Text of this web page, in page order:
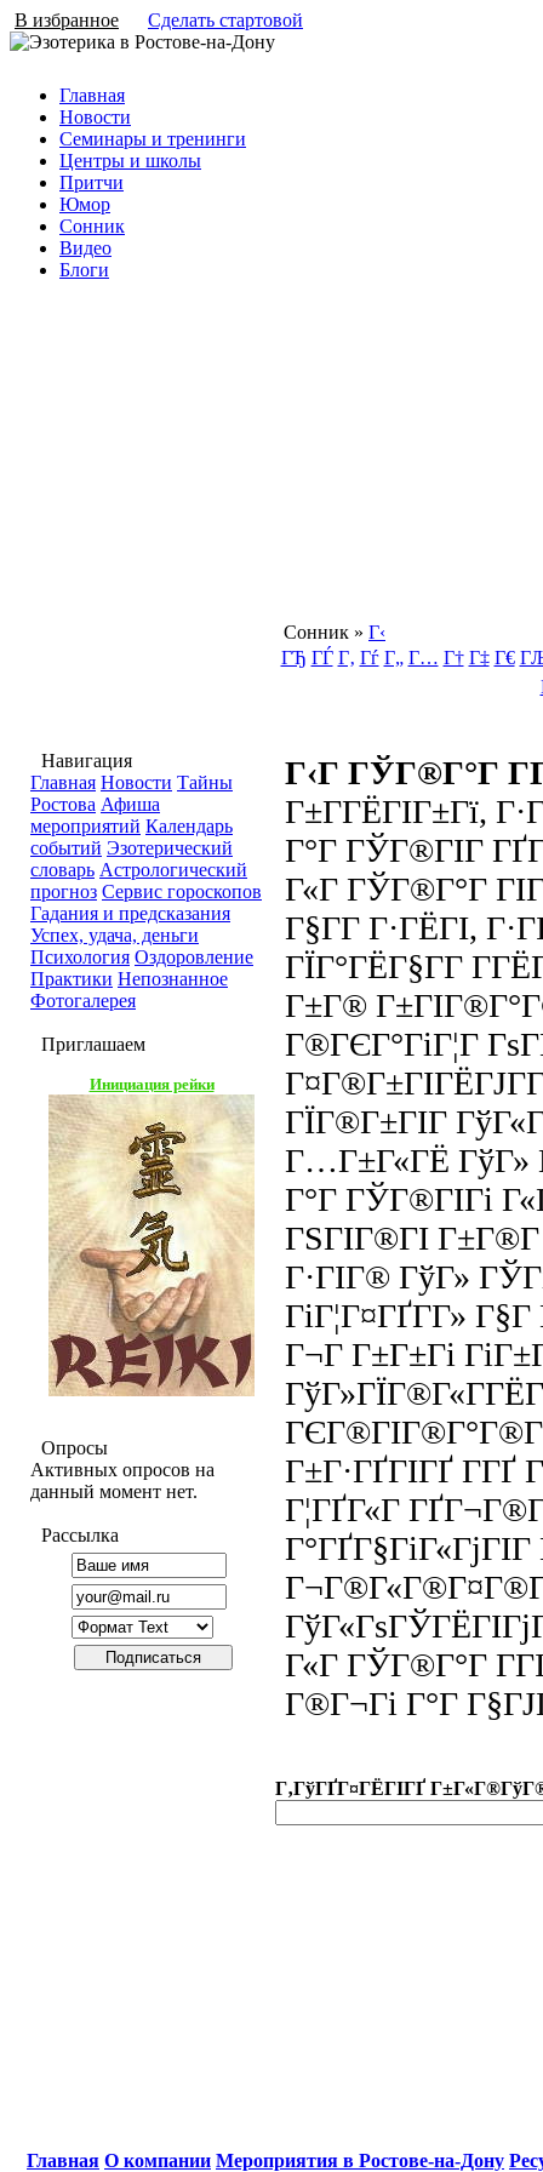
В избранное Сделать стартовой
Главная
Новости
Семинары и тренинги
Центры и школы
Притчи
Юмор
Сонник
Видео
Блоги
Навигация
Главная Новости Тайны
Ростова Афиша
мероприятий Календарь
событий Эзотерический
словарь Астрологический
прогноз Сервис гороскопов
Гадания и предсказания
Успех, удача, деньги
Психология Оздоровление
Практики Непознанное
Фотогалерея
Приглашаем
Инициация рейки
Опросы
Активных опросов на
данный момент нет.
Рассылка
Сонник » Г‹
ГЂ ГЃ Г‚ Гѓ Г„ Г… Г† Г‡ Г€
Г‹Г ГЎГ®Г°Г
Г±Г­ГЁГІГ±Гї,
Г°Г ГЎГ®ГІГ
Г«Г ГЎГ®Г°Г
Г§Г­Г Г·ГЁГІ,
ГЇГ°ГЁГ§Г­Г
Г±Г®
Г®ГЄГ°ГіГ¦Г
ГЇГ®Г±ГІГ
Г…Г±Г«ГЁ ГўГ»
Г°Г ГЎГ®ГІГі
ГЅГІГ®ГІ
Г·ГІГ® ГўГ»
ГіГ¦Г¤ГҐГ­Г» Г§Г
Г¬Г Г±Г±Гі
Г±Г·ГҐГІГҐ Г­ГҐ
Г¦ГҐГ«Г
Г°ГҐГ§ГіГ«ГјГІГ
Г«Г ГЎГ®Г°Г
Г®Г¬Гі Г°Г
Г‚ГўГҐГ¤ГЁГІГҐ
Главная О компании Мероприятия в Ростове-на-Дону